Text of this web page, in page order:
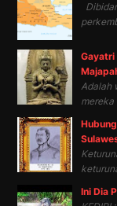
Gayatri
Adalah
mereka
Ini Dia